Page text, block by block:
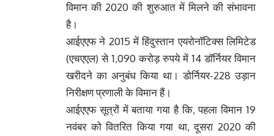
विमान की 2020 की शुरुआत में मिलने की संभावना
है।
आईएएफ ने 2015 में हिंदुस्तान एयरोनॉटिक्स लिमिटेड
(एचएएल) से 1,090 करोड़ रुपये में 14 डॉर्नियर विमान
खरीदने का अनुबंध किया था। डोर्नियर-228 उड़ान
निरीक्षण प्रणाली के विमान हैं।
आईएएफ सूत्रों में बताया गया है कि, पहला विमान 19
नवंबर को वितरित किया गया था, दूसरा 2020 की